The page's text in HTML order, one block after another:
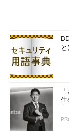
と
生